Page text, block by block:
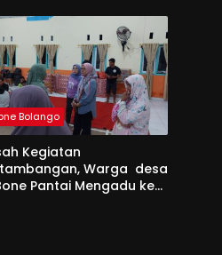
Bolango
Kegiatan
Warga desa
Pantai Mengadu ke